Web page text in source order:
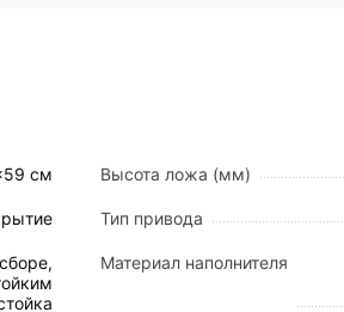
в узких коридорах и на
мм, обеспечивающих
для стабилизации курса при
см Высота ложа (мм)
Тип привода
Материал наполнителя